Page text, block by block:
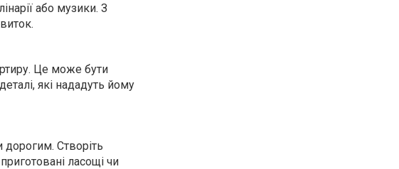
або музики. З
Це може бути
які нададуть йому
Створіть
ласощі чи